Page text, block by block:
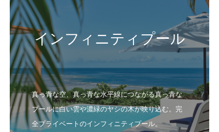
インフィニティプール
真っ青な空、真っ青な水平線につながる真っ青な
プールに白い雲や濃緑のヤシの木が映り込む。完
全プライベートのインフィニティプール。